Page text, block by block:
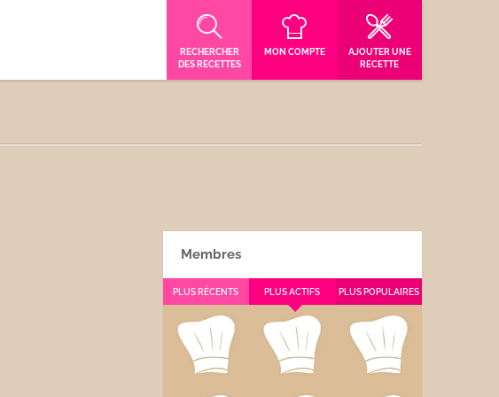
RECHERCHER
DES RECETTES
MON COMPTE
AJOUTER UNE
RECETTE
Membres
PLUS RÉCENTS PLUS ACTIFS PLUS POPULAIRES